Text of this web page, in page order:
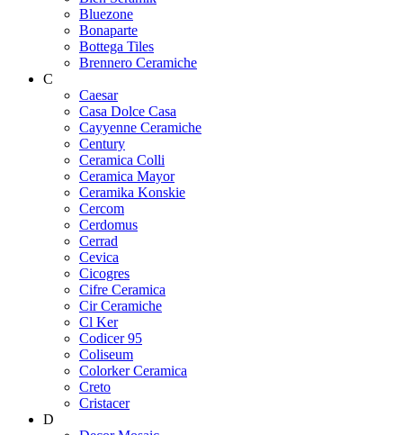
Bluezone
Bonaparte
Bottega Tiles
Brennero Ceramiche
C
Caesar
Casa Dolce Casa
Cayyenne Ceramiche
Century
Ceramica Colli
Ceramica Mayor
Ceramika Konskie
Cercom
Cerdomus
Cerrad
Cevica
Cicogres
Cifre Ceramica
Cir Ceramiche
Cl Ker
Codicer 95
Coliseum
Colorker Ceramica
Creto
Cristacer
D